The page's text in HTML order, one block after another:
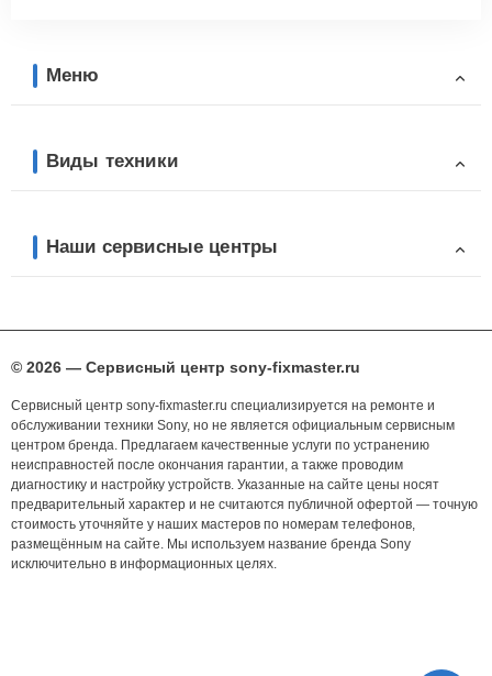
Меню
Виды техники
Наши сервисные центры
© 2026 — Сервисный центр sony-fixmaster.ru
Сервисный центр sony-fixmaster.ru специализируется на ремонте и
обслуживании техники Sony, но не является официальным сервисным
центром бренда. Предлагаем качественные услуги по устранению
неисправностей после окончания гарантии, а также проводим
диагностику и настройку устройств. Указанные на сайте цены носят
предварительный характер и не считаются публичной офертой — точную
стоимость уточняйте у наших мастеров по номерам телефонов,
размещённым на сайте. Мы используем название бренда Sony
исключительно в информационных целях.